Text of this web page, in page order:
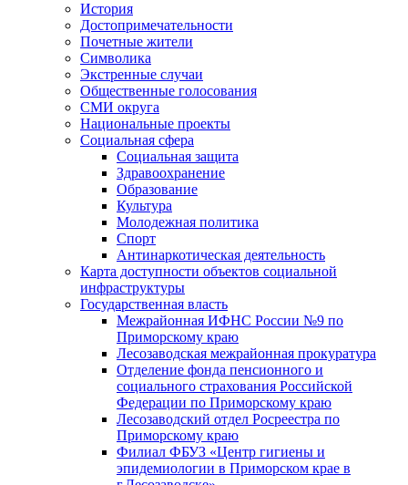
История
Достопримечательности
Почетные жители
Символика
Экстренные случаи
Общественные голосования
СМИ округа
Национальные проекты
Социальная сфера
Социальная защита
Здравоохранение
Образование
Культура
Молодежная политика
Спорт
Антинаркотическая деятельность
Карта доступности объектов социальной
инфраструктуры
Государственная власть
Межрайонная ИФНС России №9 по
Приморскому краю
Лесозаводская межрайонная прокуратура
Отделение фонда пенсионного и
социального страхования Российской
Федерации по Приморскому краю
Лесозаводский отдел Росреестра по
Приморскому краю
Филиал ФБУЗ «Центр гигиены и
эпидемиологии в Приморском крае в